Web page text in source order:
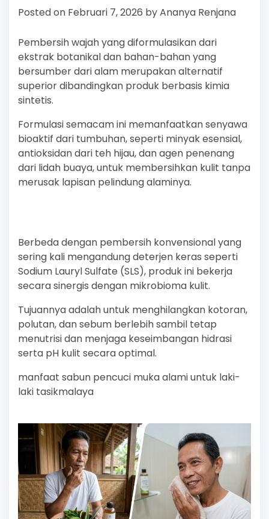
Posted on Februari 7, 2026 byAnanya Renjana
Pembersih wajah yang diformulasikan dari
ekstrak botanikal dan bahan-bahan yang
bersumber dari alam merupakan alternatif
superior dibandingkan produk berbasis kimia
sintetis.
Formulasi semacam ini memanfaatkan senyawa
bioaktif dari tumbuhan, seperti minyak esensial,
antioksidan dari teh hijau, dan agen penenang
dari lidah buaya, untuk membersihkan kulit tanpa
merusak lapisan pelindung alaminya.
Berbeda dengan pembersih konvensional yang
sering kali mengandung deterjen keras seperti
Sodium Lauryl Sulfate (SLS), produk ini bekerja
secara sinergis dengan mikrobioma kulit.
Tujuannya adalah untuk menghilangkan kotoran,
polutan, dan sebum berlebih sambil tetap
menutrisi dan menjaga keseimbangan hidrasi
serta pH kulit secara optimal.
manfaat sabun pencuci muka alami untuk laki-
laki tasikmalaya